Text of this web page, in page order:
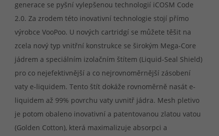
generace se pyšní vylepšenou technologií iCOSM Code
2.0. Za zrodem této inovativní technologie stojí přímo
výrobce VooPoo. U nových cartridgí se můžete těšit na
zcela nový typ vnitřní konstrukce se širokým Mega-Core
jádrem a speciálním izolačním štítem (Liquid-Seal Shield)
pro co nejefektivnější a co nejrovnoměrnější zásobení
vaty e-liquidem. Tento štít dokáže rovnoměrně nasát e-
liquidem až 99% povrchu vaty uvnitř jádra. Mesh pletivo
je potom obaleno inovativní a patentovanou zlatou vatou
(Golden Cotton), která maximalizuje absorpci a